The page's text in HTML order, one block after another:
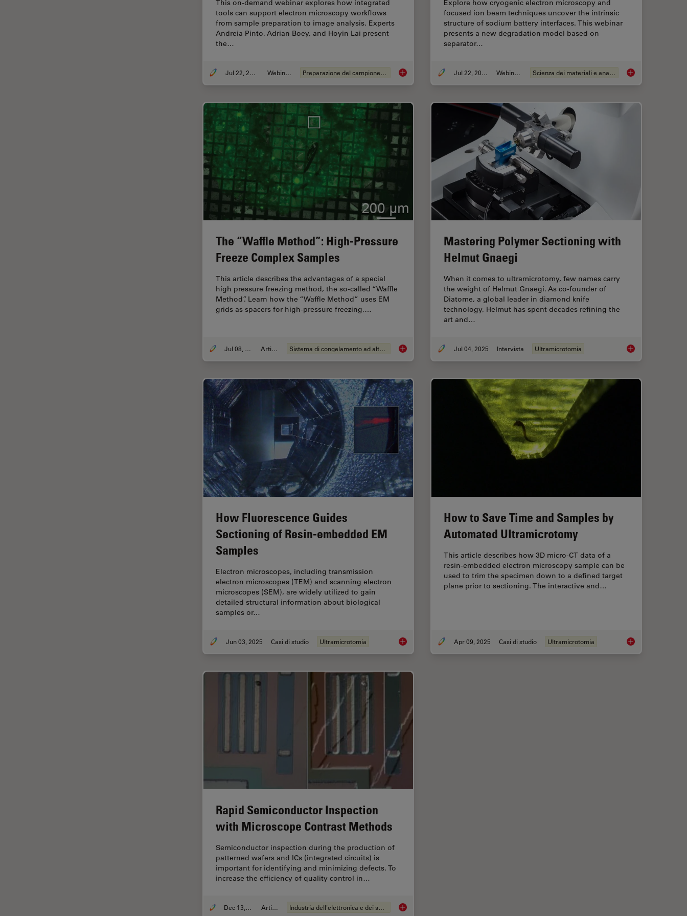
This on-demand webinar explores how integrated
tools can support electron microscopy workflows
from sample preparation to image analysis. Experts
Andreia Pinto, Adrian Boey, and Hoyin Lai present
the…
Jul 22, 2025 Webinar: Preparazione del campione EM Integrated Serial Sectioning and Cryo-EM Workflows for 3D Biological Imaging
Explore how cryogenic electron microscopy and
focused ion beam techniques uncover the intrinsic
structure of sodium battery interfaces. This webinar
presents a new degradation model based on
separator…
Jul 22, 2025 Webinar: Scienza dei materiali e analisi Revealing Sodium
The “Waffle Method”: High-Pressure
Freeze Complex Samples
This article describes the advantages of a special
high pressure freezing method, the so-called “Waffle
Method”. Learn how the “Waffle Method” uses EM
grids as spacers for high-pressure freezing,…
Jul 08, 2025 Articolo Sistema di congelamento ad alta pressione The “Waffle Method”: High-Pressure Freeze Complex Samples
Mastering Polymer Sectioning with
Helmut Gnaegi
When it comes to ultramicrotomy, few names carry
the weight of Helmut Gnaegi. As co-founder of
Diatome, a global leader in diamond knife
technology, Helmut has spent decades refining the
art and…
Jul 04, 2025 Intervista Ultramicrotomia Mastering Polymer
How Fluorescence Guides
Sectioning of Resin-embedded EM
Samples
Electron microscopes, including transmission
electron microscopes (TEM) and scanning electron
microscopes (SEM), are widely utilized to gain
detailed structural information about biological
samples or…
Jun 03, 2025 Casi di studio Ultramicrotomia How Fluorescence Guides Sectioning of Resin-embedded EM Samples
How to Save Time and Samples by
Automated Ultramicrotomy
This article describes how 3D micro-CT data of a
resin-embedded electron microscopy sample can be
used to trim the specimen down to a defined target
plane prior to sectioning. The interactive and…
Apr 09, 2025 Casi di studio Ultramicrotomia How to Save Time
Rapid Semiconductor Inspection
with Microscope Contrast Methods
Semiconductor inspection during the production of
patterned wafers and ICs (integrated circuits) is
important for identifying and minimizing defects. To
increase the efficiency of quality control in…
Dec 13, 2023 Articolo Industria dell'elettronica e dei semiconduttori Rapid Semiconductor Inspection with Microscope Contrast Methods